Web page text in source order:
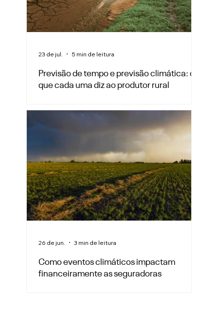
Previsão de tempo e previsão climática: o
que cada uma diz ao produtor rural
23 de jul. 5 min de leitura
Como eventos climáticos impactam
financeiramente as seguradoras
26 de jun. 3 min de leitura